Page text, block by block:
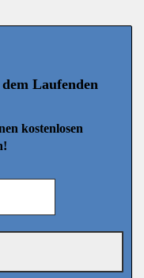
Laufenden
kostenlosen